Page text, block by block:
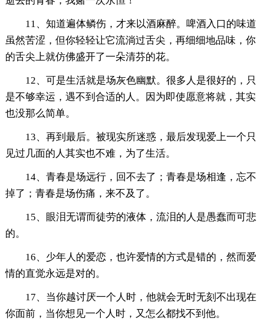
11、知道遍体鳞伤，才来以酒麻醉。啤酒入口的味道
虽然苦涩，但你轻轻让它流淌过舌尖，再细细地品味，你
的舌尖上就仿佛盛开了一朵清芬的花。
12、可是生活就是场灰色幽默。很多人是很好的，只
是不够幸运，遇不到合适的人。因为即使愿意将就，其实
也没那么简单。
13、再到最后。被现实所迷惑，最后发现爱上一个只
见过几面的人其实也不难，为了生活。
14、青春是场远行，回不去了；青春是场相逢，忘不
掉了；青春是场伤痛，来不及了。
15、眼泪无谓而徒劳的液体，流泪的人是愚蠢而可悲
的。
16、少年人的爱恋，也许爱情的方式是错的，然而爱
情的直觉永远是对的。
17、当你越讨厌一个人时，他就会无时无刻不出现在
你面前，当你想见一个人时，又怎么都找不到他。